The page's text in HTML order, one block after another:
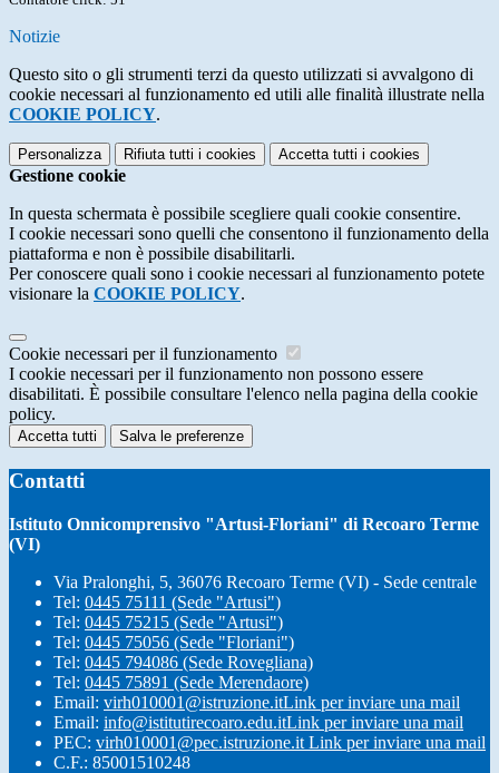
Notizie
Questo sito o gli strumenti terzi da questo utilizzati si avvalgono di
cookie necessari al funzionamento ed utili alle finalità illustrate nella
COOKIE POLICY.
Personalizza Rifiuta tutti i cookies Accetta tutti i cookies
Gestione cookie
In questa schermata è possibile scegliere quali cookie consentire.
I cookie necessari sono quelli che consentono il funzionamento della
piattaforma e non è possibile disabilitarli.
Per conoscere quali sono i cookie necessari al funzionamento potete
visionare la COOKIE POLICY.
Cookie necessari per il funzionamento
I cookie necessari per il funzionamento non possono essere
disabilitati. È possibile consultare l'elenco nella pagina della cookie
policy.
Accetta tutti Salva le preferenze
Contatti
Istituto Onnicomprensivo "Artusi-Floriani" di Recoaro Terme
(VI)
Via Pralonghi, 5, 36076 Recoaro Terme (VI) - Sede centrale
Tel: 0445 75111 (Sede "Artusi")
Tel: 0445 75215 (Sede "Artusi")
Tel: 0445 75056 (Sede "Floriani")
Tel: 0445 794086 (Sede Rovegliana)
Tel: 0445 75891 (Sede Merendaore)
Email: virh010001@istruzione.itLink per inviare una mail
Email: info@istitutirecoaro.edu.itLink per inviare una mail
PEC: virh010001@pec.istruzione.it Link per inviare una mail
C.F.: 85001510248